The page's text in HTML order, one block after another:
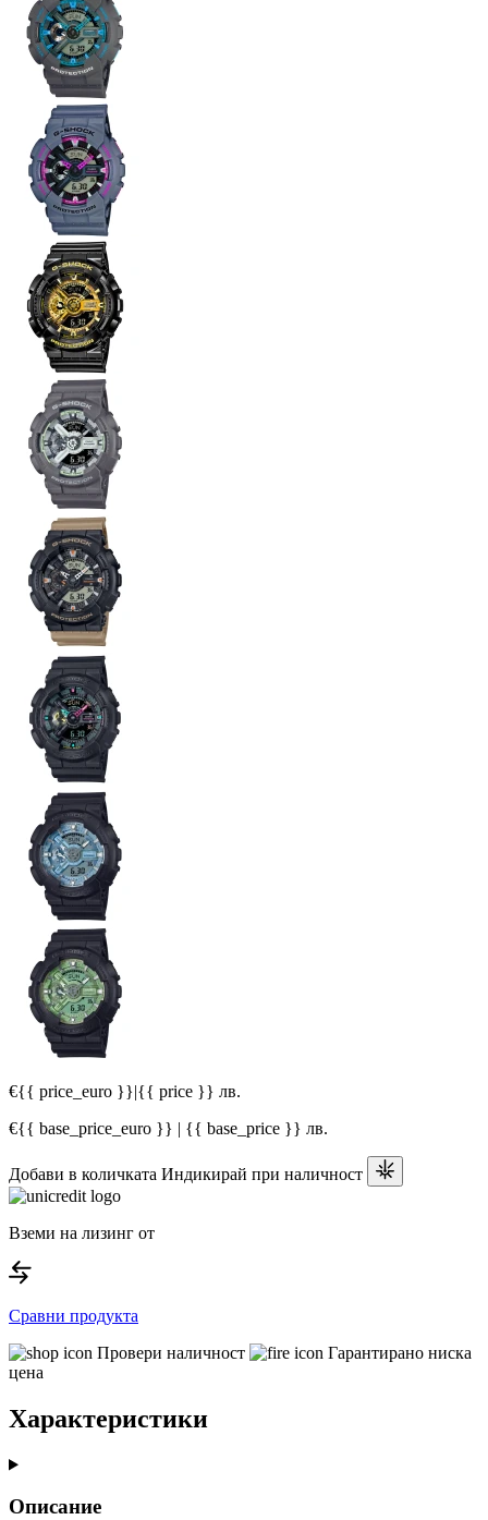
€{{ price_euro }}|{{ price }} лв.
€{{ base_price_euro }} | {{ base_price }} лв.
Добави в количката Индикирай при наличност
Вземи на лизинг от
Сравни продукта
Провери наличност
Гарантирано ниска
цена
Характеристики
Описание